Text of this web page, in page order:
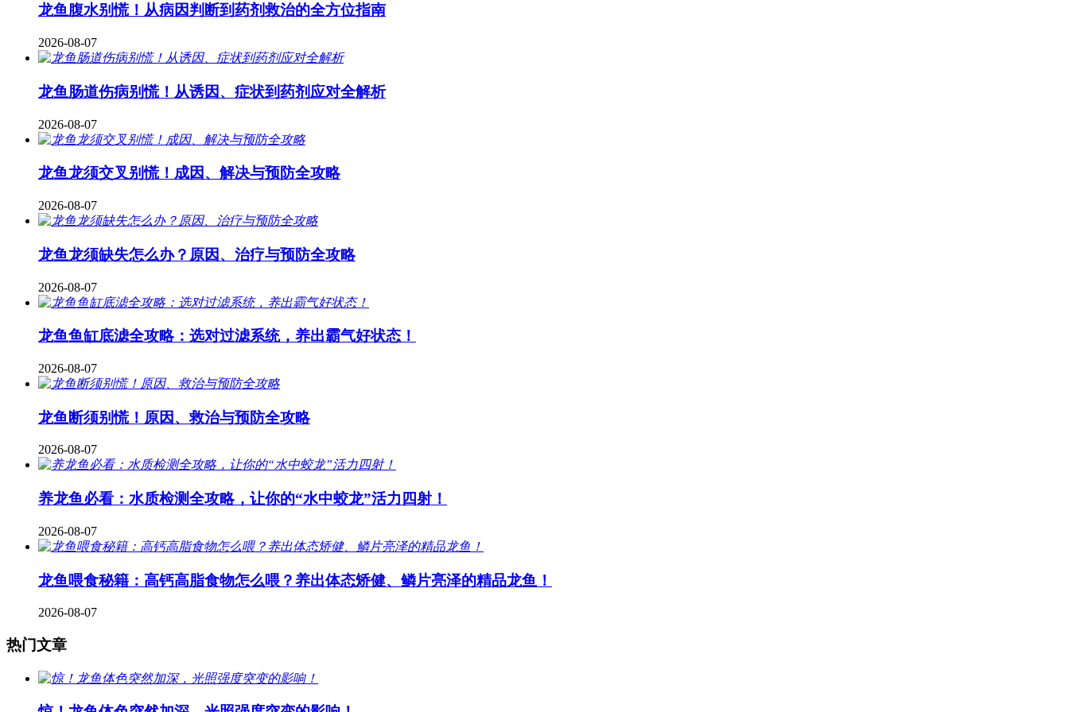
龙鱼腹水别慌！从病因判断到药剂救治的全方位指南
2026-08-07
龙鱼肠道伤病别慌！从诱因、症状到药剂应对全解析
2026-08-07
龙鱼龙须交叉别慌！成因、解决与预防全攻略
2026-08-07
龙鱼龙须缺失怎么办？原因、治疗与预防全攻略
2026-08-07
龙鱼鱼缸底滤全攻略：选对过滤系统，养出霸气好状态！
2026-08-07
龙鱼断须别慌！原因、救治与预防全攻略
2026-08-07
养龙鱼必看：水质检测全攻略，让你的“水中蛟龙”活力四射！
2026-08-07
龙鱼喂食秘籍：高钙高脂食物怎么喂？养出体态矫健、鳞片亮泽的精品龙鱼！
2026-08-07
热门文章